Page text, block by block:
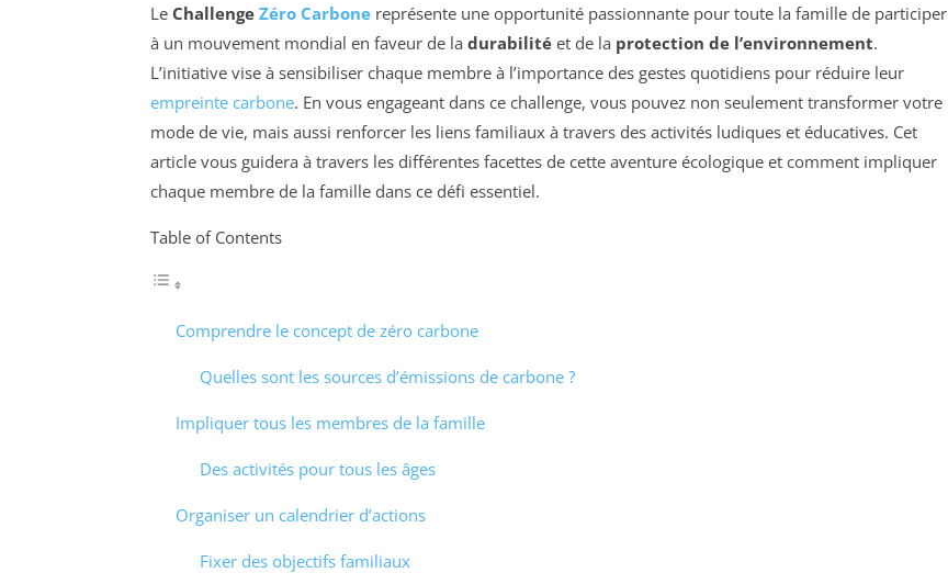
Le Challenge Zéro Carbone représente une opportunité passionnante pour toute la famille de participer
à un mouvement mondial en faveur de la durabilité et de la protection de l’environnement.
L’initiative vise à sensibiliser chaque membre à l’importance des gestes quotidiens pour réduire leur
empreinte carbone. En vous engageant dans ce challenge, vous pouvez non seulement transformer votre
mode de vie, mais aussi renforcer les liens familiaux à travers des activités ludiques et éducatives. Cet
article vous guidera à travers les différentes facettes de cette aventure écologique et comment impliquer
chaque membre de la famille dans ce défi essentiel.
Table of Contents
Comprendre le concept de zéro carbone
Quelles sont les sources d’émissions de carbone ?
Impliquer tous les membres de la famille
Des activités pour tous les âges
Organiser un calendrier d’actions
Fixer des objectifs familiaux